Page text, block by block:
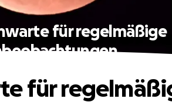
für regelmäßige
für